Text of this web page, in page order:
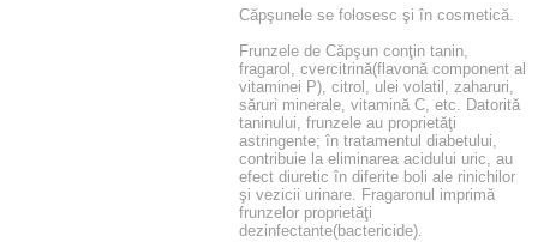
Căpşunele se folosesc şi în cosmetică.
Frunzele de Căpşun conţin tanin,
fragarol, cvercitrină(flavonă component al
vitaminei P), citrol, ulei volatil, zaharuri,
săruri minerale, vitamină C, etc. Datorită
taninului, frunzele au proprietăţi
astringente; în tratamentul diabetului,
contribuie la eliminarea acidului uric, au
efect diuretic în diferite boli ale rinichilor
şi vezicii urinare. Fragaronul imprimă
frunzelor proprietăţi
dezinfectante(bactericide).